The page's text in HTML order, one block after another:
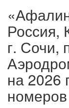
Россия,
г. Сочи,
на 2026
номеров